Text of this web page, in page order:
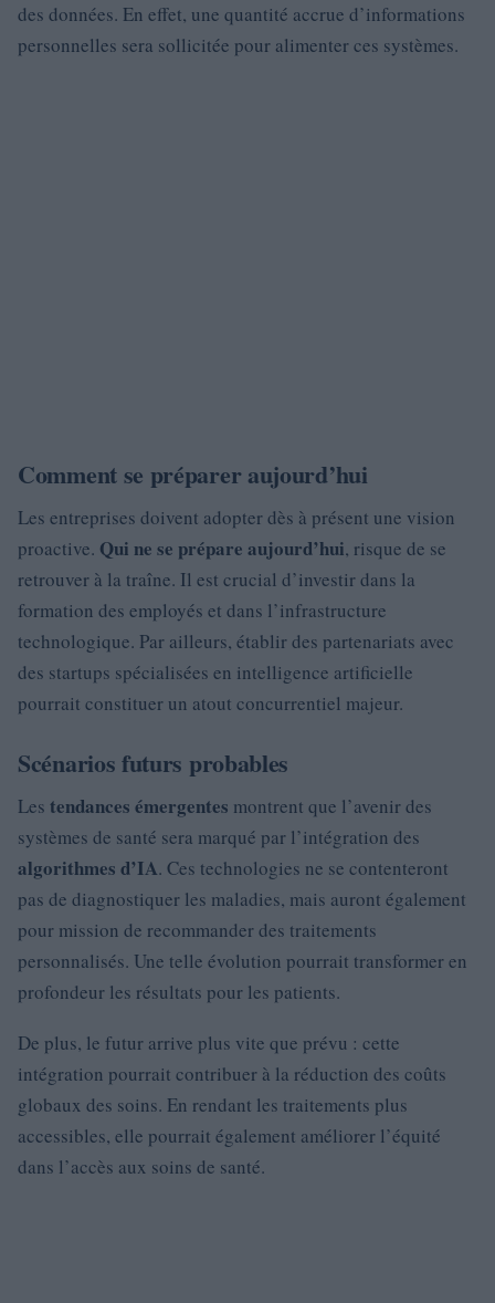
des données. En effet, une quantité accrue d’informations
personnelles sera sollicitée pour alimenter ces systèmes.
Comment se préparer aujourd’hui
Les entreprises doivent adopter dès à présent une vision
proactive. Qui ne se prépare aujourd’hui, risque de se
retrouver à la traîne. Il est crucial d’investir dans la
formation des employés et dans l’infrastructure
technologique. Par ailleurs, établir des partenariats avec
des startups spécialisées en intelligence artificielle
pourrait constituer un atout concurrentiel majeur.
Scénarios futurs probables
Les tendances émergentes montrent que l’avenir des
systèmes de santé sera marqué par l’intégration des
algorithmes d’IA. Ces technologies ne se contenteront
pas de diagnostiquer les maladies, mais auront également
pour mission de recommander des traitements
personnalisés. Une telle évolution pourrait transformer en
profondeur les résultats pour les patients.
De plus, le futur arrive plus vite que prévu : cette
intégration pourrait contribuer à la réduction des coûts
globaux des soins. En rendant les traitements plus
accessibles, elle pourrait également améliorer l’équité
dans l’accès aux soins de santé.